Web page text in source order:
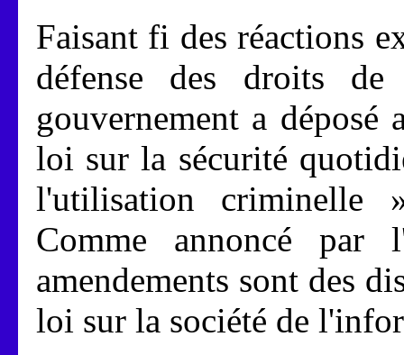
Faisant fi des réactions
défense des droits
gouvernement a déposé
loi sur la sécurité
l'utilisation criminelle
Comme annoncé par
amendements sont des
loi sur la société de